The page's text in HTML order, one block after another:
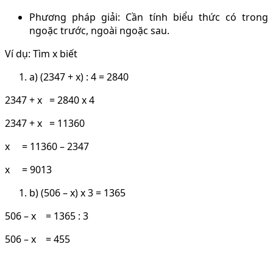
Phương pháp giải: Cần tính biểu thức có trong
ngoặc trước, ngoài ngoặc sau.
Ví dụ: Tìm x biết
a) (2347 + x) : 4 = 2840
2347 + x = 2840 x 4
2347 + x = 11360
x = 11360 – 2347
x = 9013
b) (506 – x) x 3 = 1365
506 – x = 1365 : 3
506 – x = 455